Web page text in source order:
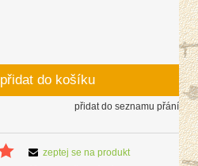
přidat do košíku
přidat do seznamu přání
zeptej se na produkt